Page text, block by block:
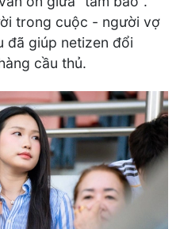
trong cuộc - người vợ
đã giúp netizen đổi
cầu thủ.